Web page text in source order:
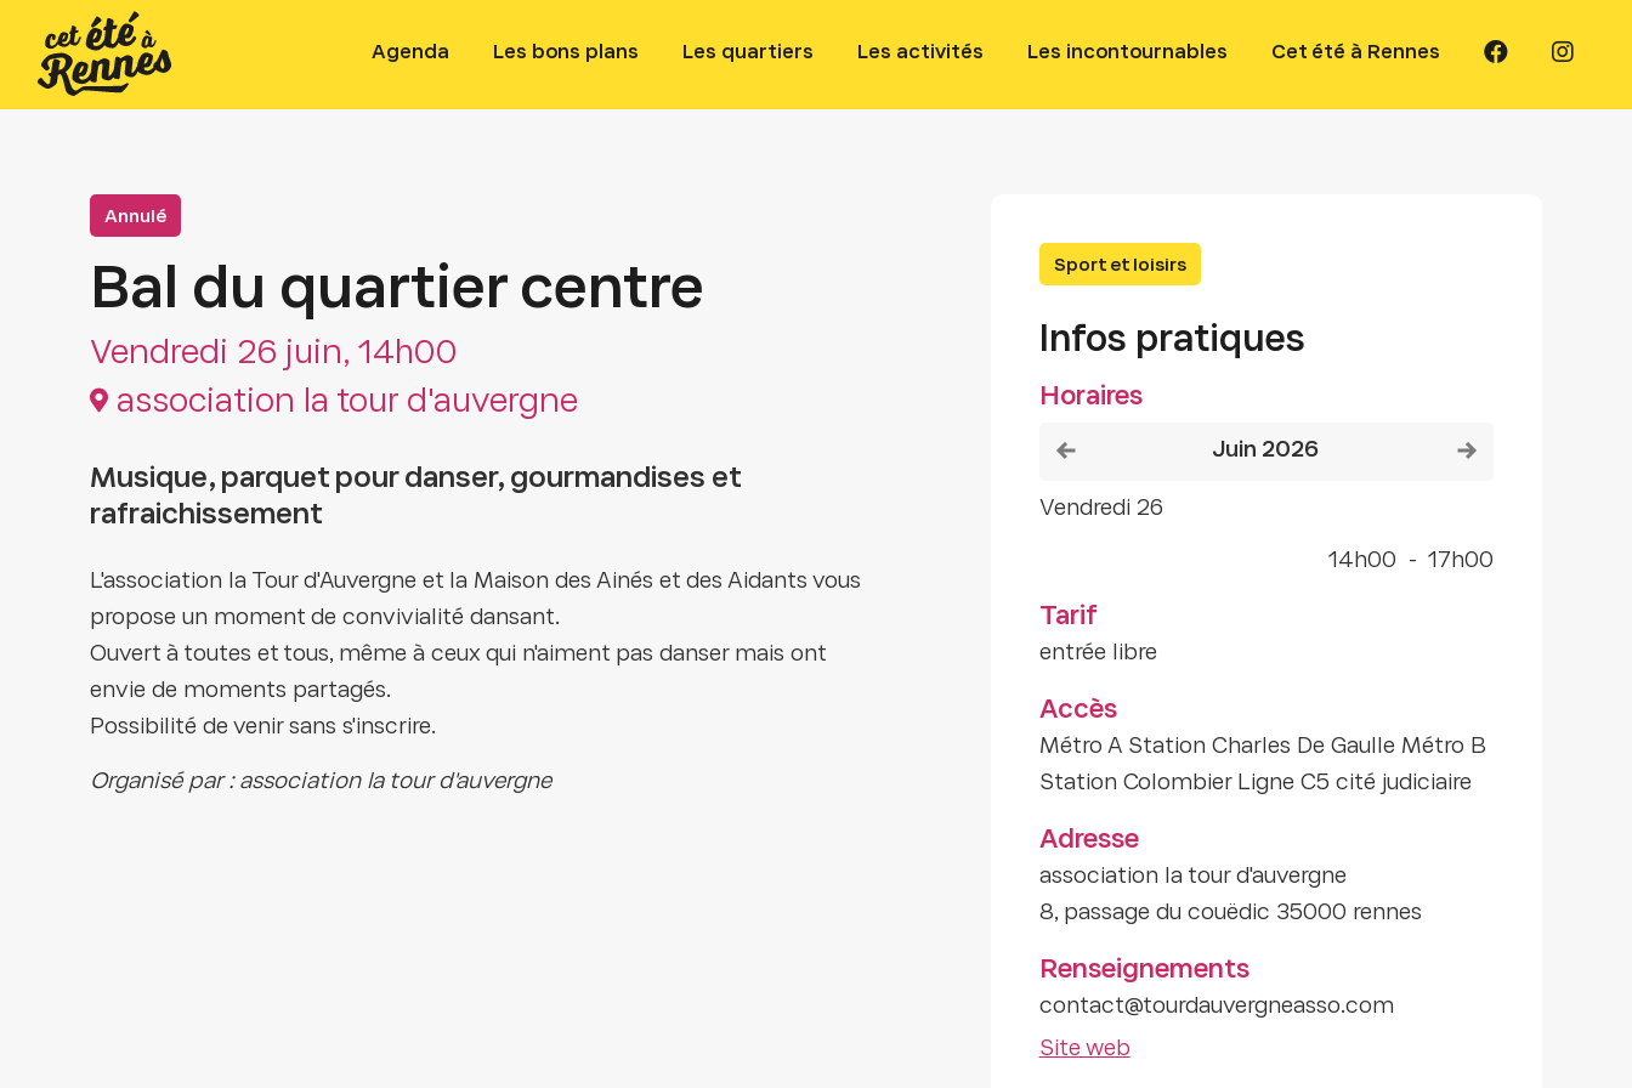
Agenda Les bons plans Les quartiers Les activités Les incontournables Cet été à Rennes
Annulé
Bal du quartier centre
Vendredi 26 juin, 14h00
association la tour d'auvergne
Musique, parquet pour danser, gourmandises et
rafraichissement
L'association la Tour d'Auvergne et la Maison des Ainés et des Aidants vous
propose un moment de convivialité dansant.
Ouvert à toutes et tous, même à ceux qui n'aiment pas danser mais ont
envie de moments partagés.
Possibilité de venir sans s'inscrire.
Organisé par : association la tour d'auvergne
Sport et loisirs
Infos pratiques
Horaires
Voir le mois précédentjuin 2026
vendredi 26
14h00 - 17h00
Tarif
entrée libre
Accès
Métro A Station Charles De Gaulle Métro B
Station Colombier Ligne C5 cité judiciaire
Adresse
association la tour d'auvergne
8, passage du couëdic 35000 rennes
Renseignements
contact@tourdauvergneasso.com
Site web